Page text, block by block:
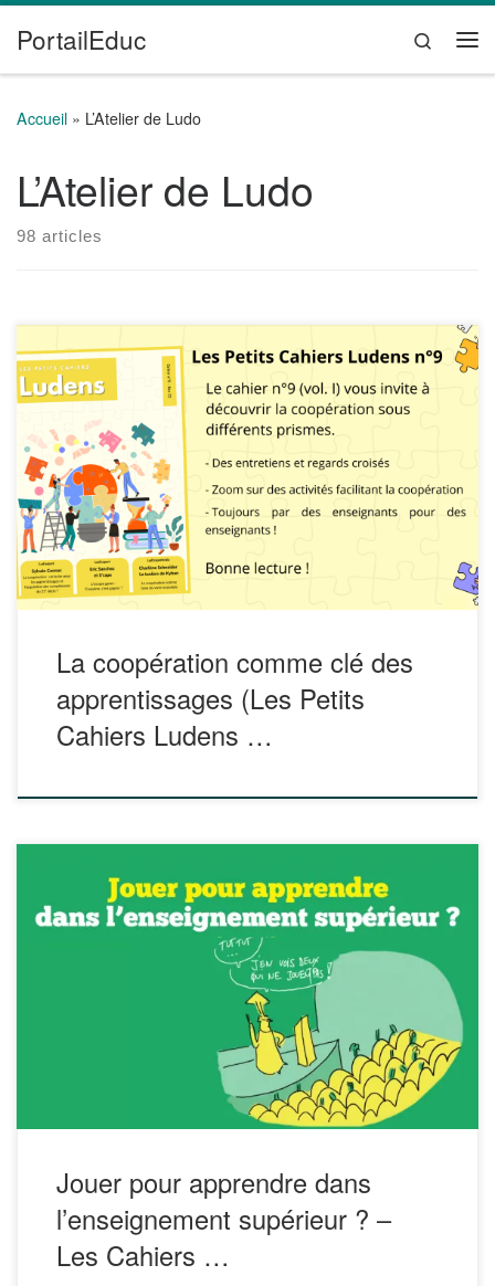
Passer au contenu
PortailEduc
Search
Accueil » L’Atelier de Ludo
L’Atelier de Ludo
98 articles
Le neuvième numéro des Petits Cahiers Ludens porte sur la
thématique de la coopération comme clé des
apprentissages. Ce contenu, très riche, est à découvrir de
toute urgence sur
https://www.semperludens.fr/2023/11/05/les-petits-cahiers-
ludens-n9-la-cooperation-comme-cle-des-apprentissages/
Les Petits Cahiers Ludens N°9 Publish at Calameo La
version PDF est disponible via ce lien : PDF
La coopération comme clé des
apprentissages (Les Petits
Cahiers Ludens …
Fort du constat que le jeu présente de nombreux avantages
pédagogiques, y compris dans l’enseignement supérieur,
cette publication propose des témoignages et des exemples
de ludification dans l’enseignement supérieur. La publication
tente de répondre à certaines des questions sur les usages
du jeu en classe. Pour quoi ludifier un cours […]
Jouer pour apprendre dans
l’enseignement supérieur ? –
Les Cahiers …